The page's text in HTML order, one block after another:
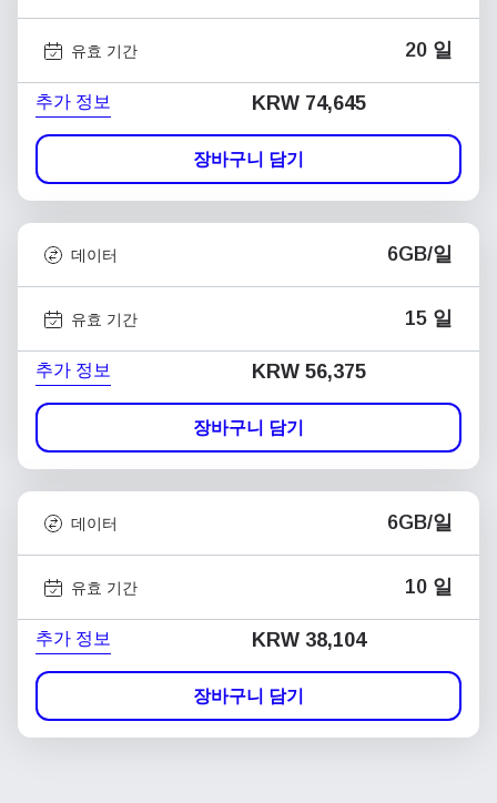
유효 기간 20 일
추가 정보 KRW 74,645
장바구니 담기
데이터 6GB/일
유효 기간 15 일
추가 정보 KRW 56,375
장바구니 담기
데이터 6GB/일
유효 기간 10 일
추가 정보 KRW 38,104
장바구니 담기